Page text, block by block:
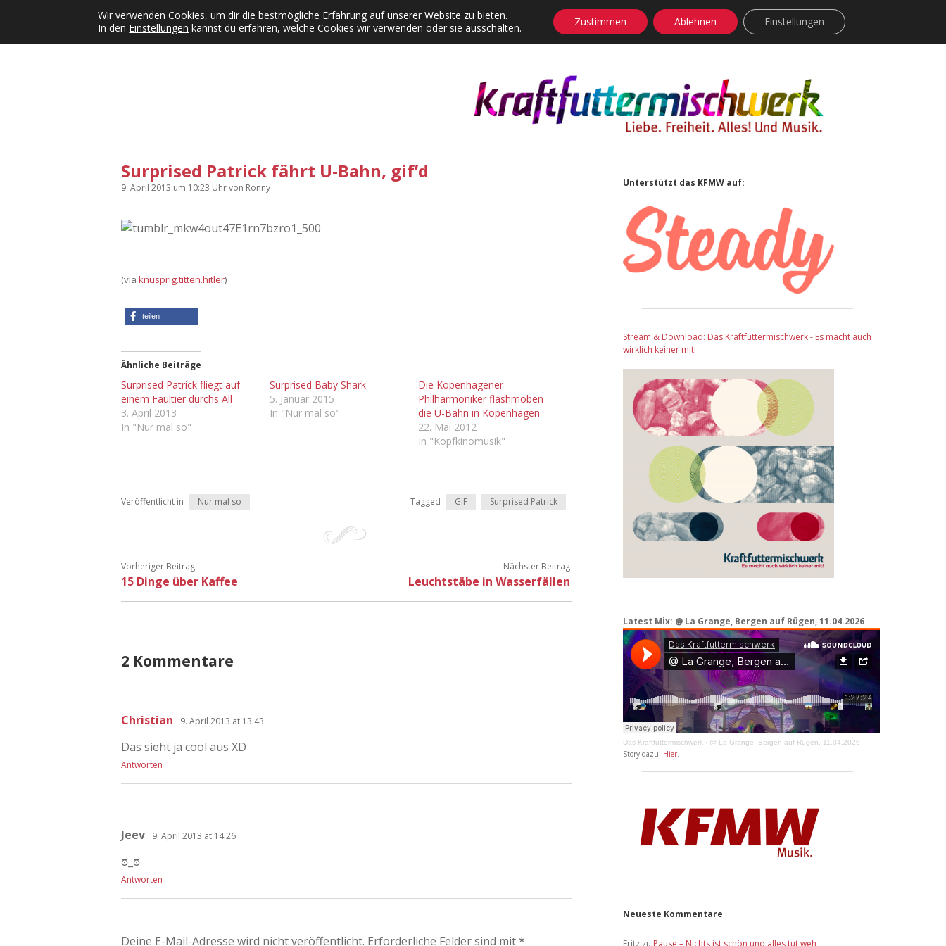
Kategorien Dropdown-Menü öffnen
KFMW-Disco Dates Instagrams Contact Adventskalender Dropdown-Menü öffnen facebook
instagram
rss soundcloud
vimeoBluesky
Surprised Patrick fährt U-Bahn, gif’d
9. April 2013 um 10:23 Uhrvon Ronny
(via knusprig.titten.hitler)
teilen
Ähnliche Beiträge
Surprised Patrick fliegt auf
einem Faultier durchs All
3. April 2013
In "Nur mal so"
Surprised Baby Shark
5. Januar 2015
In "Nur mal so"
Die Kopenhagener
Philharmoniker flashmoben
die U-Bahn in Kopenhagen
22. Mai 2012
In "Kopfkinomusik"
Veröffentlicht in Nur mal so Tagged GIF Surprised Patrick
Vorheriger Beitrag
15 Dinge über Kaffee
Nächster Beitrag
Leuchtstäbe in Wasserfällen
2 Kommentare
Christian 9. April 2013 at 13:43
Das sieht ja cool aus XD
Antworten
Jeev 9. April 2013 at 14:26
ಠ_ಠ
Antworten
Deine E-Mail-Adresse wird nicht veröffentlicht. Erforderliche Felder sind mit*
Sidebar
Unterstützt das KFMW auf:
Stream & Download: Das Kraftfuttermischwerk - Es macht auch
wirklich keiner mit!
Latest Mix: @ La Grange, Bergen auf Rügen, 11.04.2026
Das Kraftfuttermischwerk · @ La Grange, Bergen auf Rügen, 11.04.2026
Story dazu: Hier.
Neueste Kommentare
Fritz zu Pause – Nichts ist schön und alles tut weh
Wir verwenden Cookies, um dir die bestmögliche Erfahrung auf unserer Website zu bieten.
In den Einstellungen kannst du erfahren, welche Cookies wir verwenden oder sie ausschalten. Zustimmen Ablehnen Einstellungen